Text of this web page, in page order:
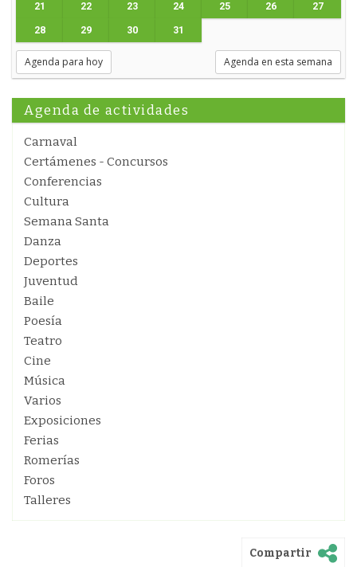
21 22 23 24 25 26 27
28 29 30 31
Agenda para hoy Agenda en esta semana
Agenda de actividades
Carnaval
Certámenes - Concursos
Conferencias
Cultura
Semana Santa
Danza
Deportes
Juventud
Baile
Poesía
Teatro
Cine
Música
Varios
Exposiciones
Ferias
Romerías
Foros
Talleres
Compartir